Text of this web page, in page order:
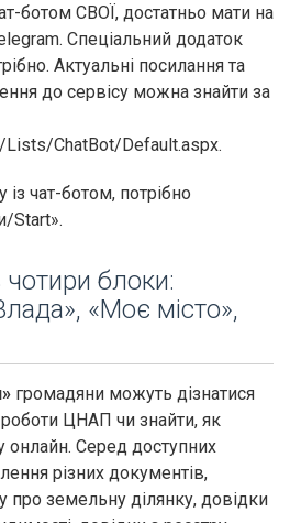
ботом СВОЇ, достатньо мати на
Спеціальний додаток
Актуальні посилання та
до сервісу можна знайти за
Lists/ChatBot/Default.aspx.
чат-ботом, потрібно
Start».
чотири блоки:
«Моє місто»,
громадяни можуть дізнатися
ЦНАП чи знайти, як
онлайн. Cеред доступних
різних документів,
про земельну ділянку, довідки